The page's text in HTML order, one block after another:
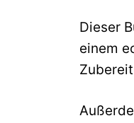
Dieser
einem